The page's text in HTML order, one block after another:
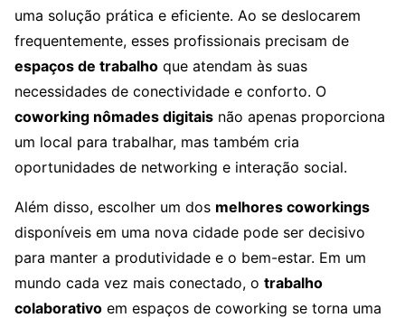
uma solução prática e eficiente. Ao se deslocarem
frequentemente, esses profissionais precisam de
espaços de trabalho que atendam às suas
necessidades de conectividade e conforto. O
coworking nômades digitais não apenas proporciona
um local para trabalhar, mas também cria
oportunidades de networking e interação social.
Além disso, escolher um dos melhores coworkings
disponíveis em uma nova cidade pode ser decisivo
para manter a produtividade e o bem-estar. Em um
mundo cada vez mais conectado, o trabalho
colaborativo em espaços de coworking se torna uma